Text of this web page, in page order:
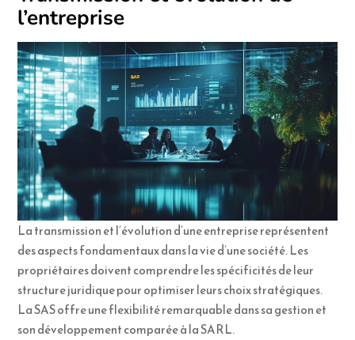
l’entreprise
La transmission et l’évolution d’une entreprise représentent
des aspects fondamentaux dans la vie d’une société. Les
propriétaires doivent comprendre les spécificités de leur
structure juridique pour optimiser leurs choix stratégiques.
La SAS offre une flexibilité remarquable dans sa gestion et
son développement comparée à la SARL.